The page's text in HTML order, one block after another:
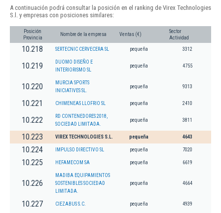
A continuación podrá consultar la posición en el ranking de Virex Technologies
S.l. y empresas con posiciones similares:
Posición
Provincia
Nombre de la empresa Ventas (€)
Sector
Actividad
10.218 SERTECNIC CERVECERA SL pequeña 3312
10.219
DUOMO DISEÑO E
INTERIORISMO SL
pequeña 4755
10.220
MURCIA SPORTS
INICIATIVES SL.
pequeña 9313
10.221 CHIMENEAS LLOFRIO SL pequeña 2410
10.222
RD CONTENEDORES 2018,
SOCIEDAD LIMITADA.
pequeña 3811
10.223 VIREX TECHNOLOGIES S.L. pequeña 4643
10.224 IMPULSO DIRECTIVO SL pequeña 7020
10.225 HEFAMECOM SA pequeña 6619
10.226
MADIBA EQUIPAMIENTOS
SOSTENIBLES SOCIEDAD
LIMITADA.
pequeña 4664
10.227 CIEZABUS S.C. pequeña 4939